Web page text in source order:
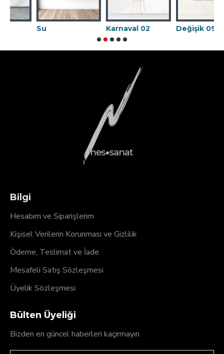
Karnaval 02 Değişik 09
Bilgi
Hesabım ve Siparişlerim
Kişisel Verilerin Korunması ve Gizlilik
Ödeme, Teslimat ve İade
Mesafeli Satış Sözleşmesi
Üyelik Sözleşmesi
Bülten Üyeliği
Bizden en güncel haberleri kaçırmayın